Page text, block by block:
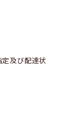
定及び配達状